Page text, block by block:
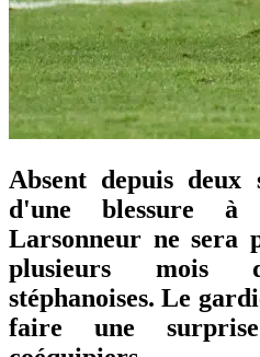
Absent depuis deux
d'une blessure à
Larsonneur ne sera
plusieurs mois
stéphanoises. Le
faire une